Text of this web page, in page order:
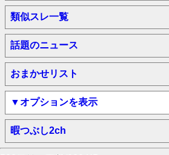
類似スレ一覧
話題のニュース
おまかせリスト
▼オプションを表示
暇つぶし2ch